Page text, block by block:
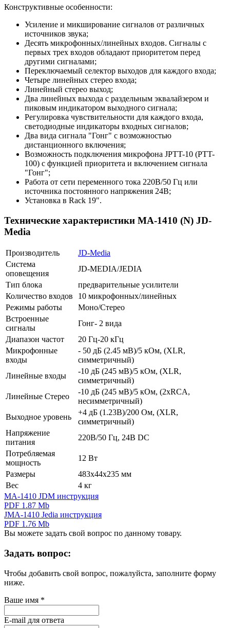
Конструктивные особенности:
Усиление и микширование сигналов от различных
источников звука;
Десять микрофонных/линейных входов. Сигналы с
первых трех входов обладают приоритетом перед
другими сигналами;
Переключаемый селектор выходов для каждого входа;
Четыре линейных стерео входа;
Линейный стерео выход;
Два линейных выхода с раздельным эквалайзером и
пиковым индикатором выходного сигнала;
Регулировка чувствительности для каждого входа,
светодиодные индикаторы входных сигналов;
Два вида сигнала "Гонг" с возможностью
дистанционного включения;
Возможность подключения микрофона JPTT-10 (PTT-
100) c функцией приоритета и включением сигнала
"Гонг";
Работа от сети переменного тока 220В/50 Гц или
источника постоянного напряжения 24В;
Установка в Rack 19".
Технические характеристики MA-1410 (N) JD-
Media
Производитель
JD-Media
Система
оповещения
JD-MEDIA/JEDIA
Тип блока
предварительные усилители
Количество входов
10 микрофонных/линейных
Режимы работы
Моно/Стерео
Встроенные
сигналы
Гонг- 2 вида
Диапазон частот
20 Гц-20 кГц
Микрофонные
входы
- 50 дБ (2.45 мВ)/5 кОм, (XLR,
симметричный)
Линейные входы
-10 дБ (245 мВ)/5 кОм, (XLR,
симметричный)
Линейные Стерео
-10 дБ (245 мВ)/5 кОм, (2хRCA,
несимметричный)
Выходное уровень
+4 дБ (1.23В)/200 Ом, (XLR,
симметричный)
Напряжение
питания
220В/50 Гц, 24В DC
Потребляемая
мощность
12 Вт
Размеры
483х44х235 мм
Вес
4 кг
MA-1410 JDM инструкция
PDF 1.87 Mb
JMA-1410 Jedia инструкция
PDF 1.76 Mb
Вы можете задать свой вопрос по данному товару.
Задать вопрос:
Чтобы добавить свой вопрос, пожалуйста, заполните форму
ниже.
Ваше имя *
E-mail для ответа